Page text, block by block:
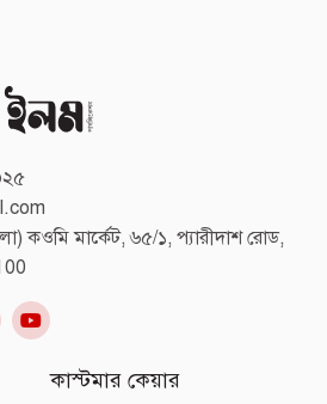
কওমি মার্কেট, ৬৫/১, প্যারীদাশ রোড,
কাস্টমার কেয়ার